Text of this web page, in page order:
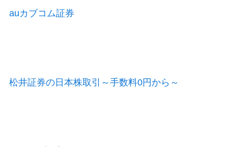
auカブコム証券
松井証券の日本株取引～手数料0円から～